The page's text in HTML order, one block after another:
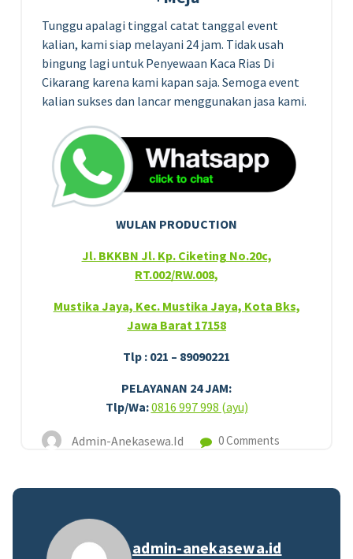
Tunggu apalagi tinggal catat tanggal event
kalian, kami siap melayani 24 jam. Tidak usah
bingung lagi untuk Penyewaan Kaca Rias Di
Cikarang karena kami kapan saja. Semoga event
kalian sukses dan lancar menggunakan jasa kami.
WULAN PRODUCTION
Jl. BKKBN Jl. Kp. Ciketing No.20c,
RT.002/RW.008,
Mustika Jaya, Kec. Mustika Jaya, Kota Bks,
Jawa Barat 17158
Tlp : 021 – 89090221
PELAYANAN 24 JAM:
Tlp/Wa:0816 997 998 (ayu)
Admin-Anekasewa.id 0 Comments
admin-anekasewa.id